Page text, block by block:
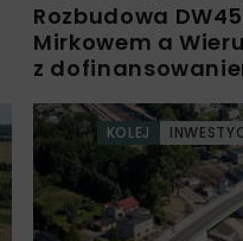
Rozbudowa
Mirkowem a
z
KOLEJ